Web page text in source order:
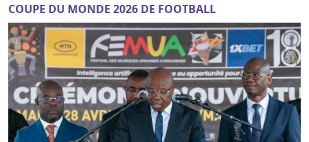
COUPE DU MONDE 2026 DE FOOTBALL